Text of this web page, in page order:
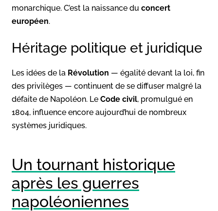
monarchique. C’est la naissance du concert
européen.
Héritage politique et juridique
Les idées de la Révolution — égalité devant la loi, fin
des privilèges — continuent de se diffuser malgré la
défaite de Napoléon. Le Code civil, promulgué en
1804, influence encore aujourd’hui de nombreux
systèmes juridiques.
Un tournant historique
après les guerres
napoléoniennes